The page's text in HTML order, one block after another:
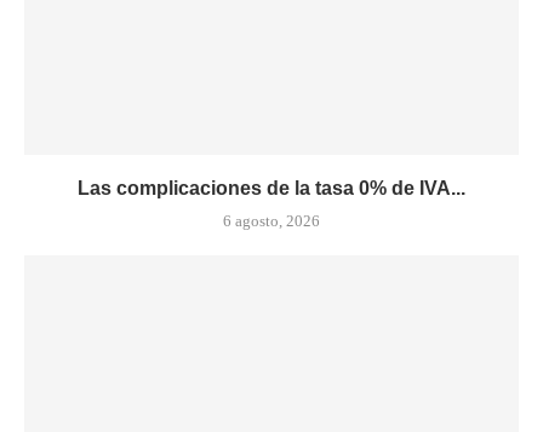
Las complicaciones de la tasa 0% de IVA...
6 agosto, 2026